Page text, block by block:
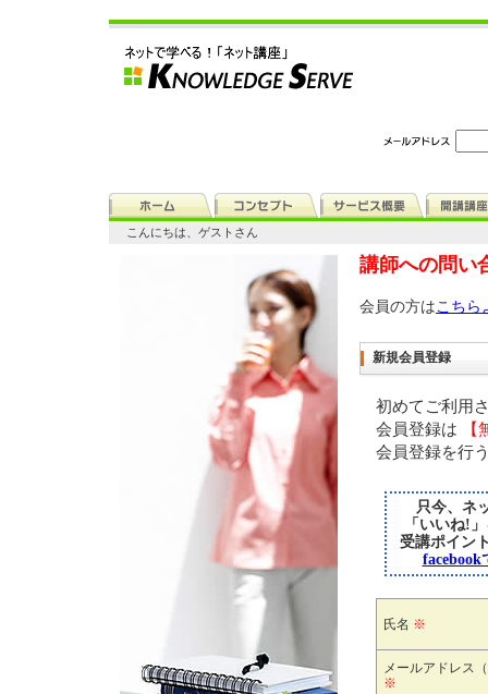
こんにちは、ゲストさん
講師への問い
会員の方はこちら
新規会員登録
初めてご利用
会員登録は 【
会員登録を行
只今、ネ
「いいね!
受講ポイン
facebook
氏名 ※
メールアドレス
※